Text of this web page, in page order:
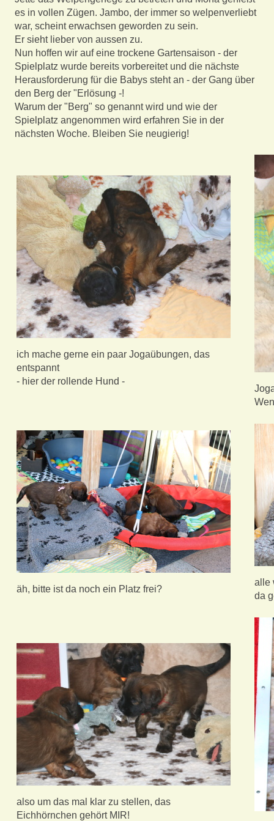
es in vollen Zügen. Jambo, der immer so welpenverliebt
war, scheint erwachsen geworden zu sein.
Er sieht lieber von aussen zu.
Nun hoffen wir auf eine trockene Gartensaison - der
Spielplatz wurde bereits vorbereitet und die nächste
Herausforderung für die Babys steht an - der Gang über
den Berg der "Erlösung -!
Warum der "Berg" so genannt wird und wie der
Spielplatz angenommen wird erfahren Sie in der
nächsten Woche. Bleiben Sie neugierig!
ich mache gerne ein paar Jogaübungen, das
entspannt
- hier der rollende Hund -
äh, bitte ist da noch ein Platz frei?
alle
da
also um das mal klar zu stellen, das
Eichhörnchen gehört MIR!